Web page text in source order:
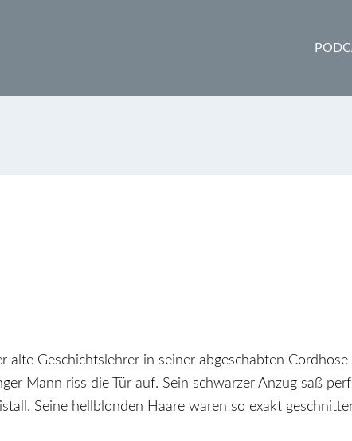
alte Geschichtslehrer in seiner abgeschabten
Mann riss die Tür auf. Sein schwarzer Anzug saß
Seine hellblonden Haare waren so exakt